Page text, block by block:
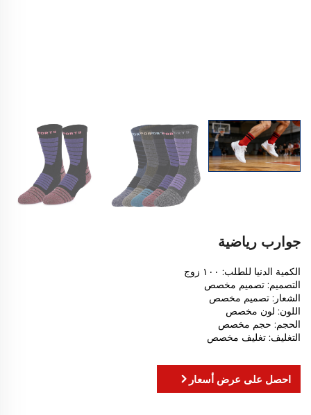
جوارب رياضية
الكمية الدنيا للطلب: ١٠٠ زوج
التصميم: تصميم مخصص
الشعار: تصميم مخصص
اللون: لون مخصص
الحجم: حجم مخصص
التغليف: تغليف مخصص
احصل على عرض أسعار